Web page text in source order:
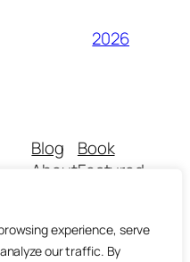
experience, serve
our traffic. By
2026
Blog
About
Book
Featured